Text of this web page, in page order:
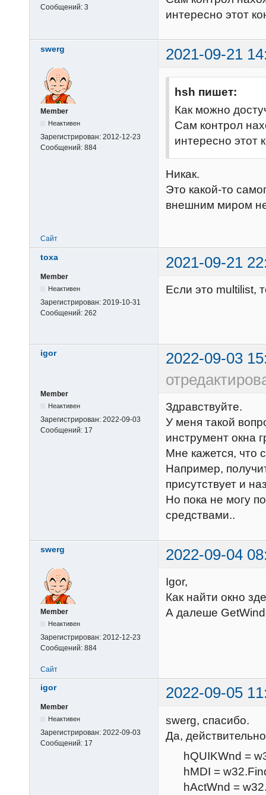
Сообщений: 3
интересно этот
swerg 2021-09-21
Member
Неактивен
Зарегистрирован: 2012-12-23
Сообщений: 884
hsh пишет:
Как можно
Сам контрол
интересно этот
Никак.
Это какой-то
внешним миром
Сайт
toxa 2021-09-21
Member
Неактивен
Зарегистрирован: 2019-10-31
Сообщений: 262
Если это multilist,
igor
2022-09-03
Member
Неактивен
Зарегистрирован: 2022-09-03
Сообщений: 17
Здравствуйте.
У меня такой
инструмент окна
Мне кажется, что
Например,
присутствует и
Но пока не могу
средствами..
swerg 2022-09-04
Member
Неактивен
Зарегистрирован: 2012-12-23
Сообщений: 884
Igor,
Как найти окно
А далеше
Сайт
igor 2022-09-05
Member
Неактивен
Зарегистрирован: 2022-09-03
Сообщений: 17
swerg, спасибо.
Да,
hQUIKWnd =
hMDI =
hActWnd =